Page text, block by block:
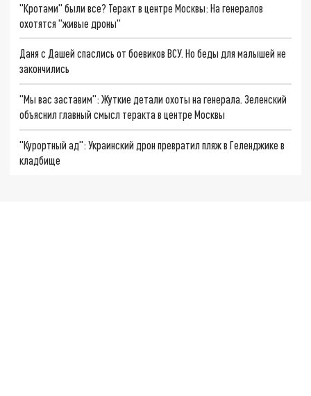
"Кротами" были все? Теракт в центре Москвы: На генералов
охотятся "живые дроны"
Даня с Дашей спаслись от боевиков ВСУ. Но беды для малышей не
закончились
"Мы вас заставим": Жуткие детали охоты на генерала. Зеленский
объяснил главный смысл теракта в центре Москвы
"Курортный ад": Украинский дрон превратил пляж в Геленджике в
кладбище